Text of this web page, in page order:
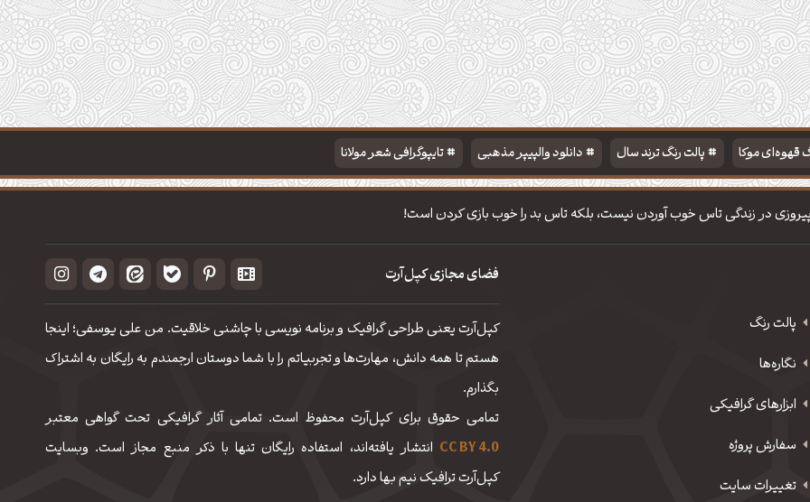
قهوه‌ای موکا پالت رنگ ترند سال دانلود والپیپر مذهبی تایپوگرافی شعر مولانا
پیروزی در زندگی تاس خوب آوردن نیست، بلکه تاس بد را خوب بازی کردن است!
پالت رنگ
نگاره‌ها
ابزارهای گرافیکی
سفارش پروژه
تغییرات سایت
فضای مجازی کپل‌آرت
کپل‌آرت یعنی طراحی گرافیک و برنامه نویسی با چاشنی خلاقیت. من علی یوسفی؛ اینجا
هستم تا همه دانش، مهارت‌‌ها و تجربیاتم را با شما دوستان ارجمندم به رایگان به اشتراک
بگذارم.
تمامی حقوق برای کپل‌آرت محفوظ است. تمامی آثار گرافیکی تحت گواهی معتبر
CC BY 4.0 انتشار یافته‌اند، استفاده رایگان تنها با ذکر منبع مجاز است. وبسایت
کپل‌آرت ترافیک نیم بها دارد.